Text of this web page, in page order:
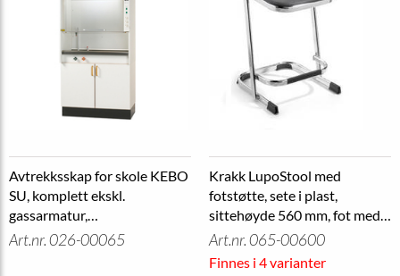
Avtrekksskap for skole KEBO
SU, komplett ekskl.
gassarmatur,
B1000xD660xH2100 mm
Art.nr. 026-00065
Krakk LupoStool med
fotstøtte, sete i plast,
sittehøyde 560 mm, fot med
filt
Art.nr. 065-00600
Finnes i 4 varianter